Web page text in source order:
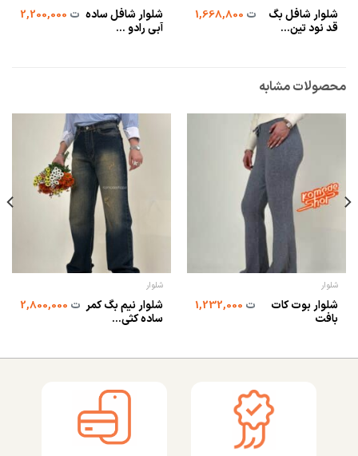
شلوار شافل بگ
قد نود تین...
ت1,668,800
شلوار شافل ساده
آبی رادو ...
ت2,200,000
محصولات مشابه
شلوار
شلوار بوت کات
بافت
ت1,232,000
شلوار
شلوار نیم بگ کمر
ساده کثی...
ت2,800,000